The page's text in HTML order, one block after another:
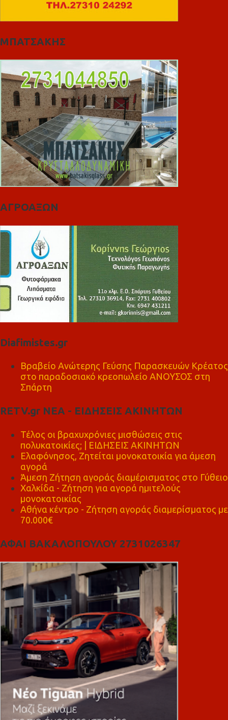
ΜΠΑΤΣΑΚΗΣ
ΑΓΡΟΑΞΩΝ
Diafimistes.gr
Βραβείο Ανώτερης Γεύσης Παρασκευών Κρέατος
στο παραδοσιακό κρεοπωλείο ΑΝΟΥΣΟΣ στη
Σπάρτη
RETV.gr ΝΕΑ - ΕΙΔΗΣΕΙΣ ΑΚΙΝΗΤΩΝ
Τέλος οι βραχυχρόνιες μισθώσεις στις
πολυκατοικίες; | ΕΙΔΗΣΕΙΣ ΑΚΙΝΗΤΩΝ
Ελαφόνησος, Ζητείται μονοκατοικία για άμεση
αγορά
Άμεση Ζήτηση αγοράς διαμέρισματος στο Γύθειο
Χαλκίδα - Ζήτηση για αγορά ημιτελούς
μονοκατοικίας
Αθήνα κέντρο - Ζήτηση αγοράς διαμερίσματος με
70.000€
ΑΦΑΙ ΒΑΚΑΛΟΠΟΥΛΟΥ 2731026347